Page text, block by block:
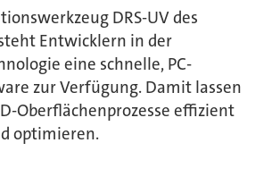
DRS-UV des
Entwicklern in der
eine schnelle, PC-
zur Verfügung. Damit lassen
Oberflächenprozesse effizient
optimieren.